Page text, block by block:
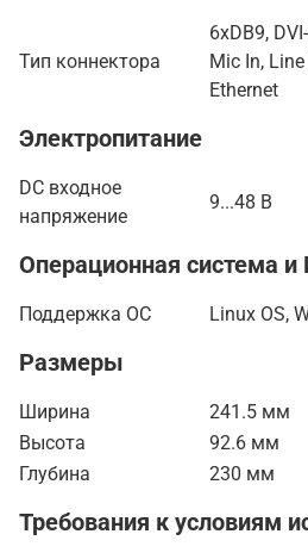
Тип коннектора
6xDB9,
Mic In,
Ethernet
Электропитание
DC входное
напряжение
9...48 В
Операционная система и
Поддержка ОС Linux OS,
Размеры
Ширина
241.5 мм
Высота
92.6 мм
Глубина
230 мм
Требования к условиям